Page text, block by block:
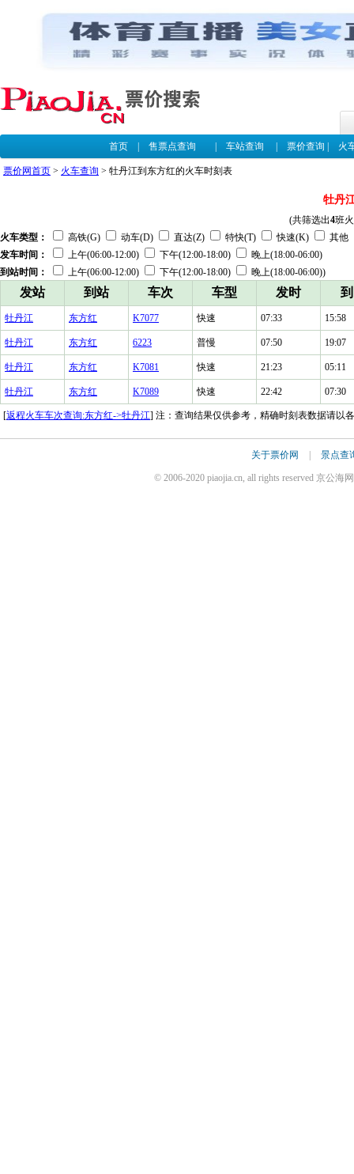
首页| 售票点查询 车站查询 票价查询 火
票价网首页 > 火车查询 > 牡丹江到东方红的火车时刻表
牡丹
(共筛选出4班
火车类型：
高铁(G) 动车(D) 直达(Z) 特快(T) 快速(K)
其他
发车时间：
上午(06:00-12:00) 下午(12:00-18:00)
晚上(18:00-06:00)
到站时间：
上午(06:00-12:00) 下午(12:00-18:00) 晚上(18:00-06:00))
发站 到站 车次 车型 发时
牡丹江 东方红 K7077 快速 07:33 15:58
牡丹江 东方红 6223 普慢 07:50 19:07
牡丹江 东方红 K7081 快速 21:23 05:11
牡丹江 东方红 K7089 快速 22:42 07:30
[返程火车车次查询:东方红->牡丹江] 注：查询结果仅供参考，精确时刻表数据请以
关于票价网 | 景点查
© 2006-2020 piaojia.cn, all rights reserved 京公海